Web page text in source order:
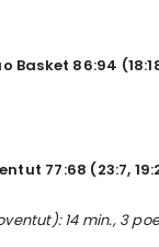
Basket 86:94
77:68 (23:7,
14 min., 3